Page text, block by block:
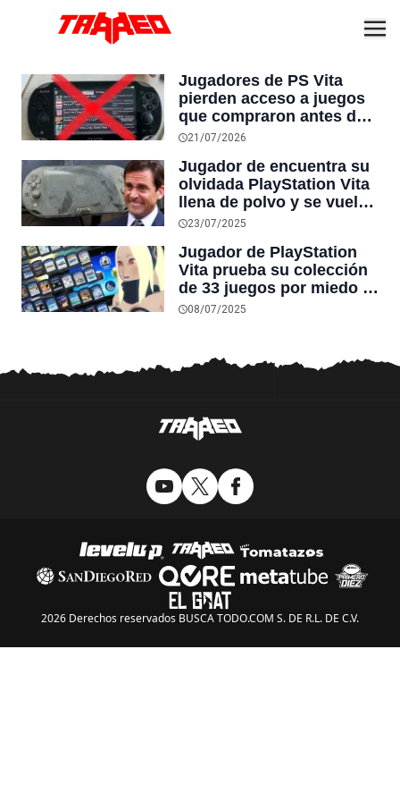
Jugadores de PS Vita
pierden acceso a juegos
que compraron antes del
cierre oficial de la tienda,
de PlayStation de
mantenerlos disponibles
21/07/2026
Jugador de encuentra su
olvidada PlayStation Vita
llena de polvo y se vuelve
el hazmerreír de la
antes de cristo?”
23/07/2025
Jugador de PlayStation
Vita prueba su colección
de 33 juegos por miedo a
la degradación de
08/07/2025
2026 Derechos reservados BUSCA TODO.COM S. DE R.L. DE C.V.